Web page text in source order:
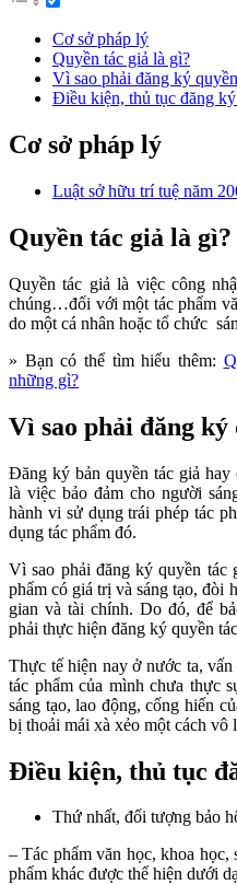
Cơ sở pháp lý
Quyền tác giả là gì?
Vì sao phải đăng ký
Điều kiện, thủ tục đăng
Cơ sở pháp lý
Luật sở hữu trí tuệ năm
Quyền tác giả là gì?
Quyền tác giả là việc công
chúng…đối với một tác phẩm
do một cá nhân hoặc tổ chức
» Bạn có thể tìm hiểu thêm:
những gì?
Vì sao phải đăng ký
Đăng ký bản quyền tác giả hay
là việc bảo đảm cho người
hành vi sử dụng trái phép tác
dụng tác phẩm đó.
Vì sao phải đăng ký quyền tác
phẩm có giá trị và sáng tạo, đòi
gian và tài chính. Do đó, để
phải thực hiện đăng ký quyền
Thực tế hiện nay ở nước ta,
tác phẩm của mình chưa thực
sáng tạo, lao động, cống hiến
bị thoải mái xà xẻo một cách vô
Điều kiện, thủ tục
Thứ nhất, đối tượng bảo
– Tác phẩm văn học, khoa học,
phẩm khác được thể hiện dưới